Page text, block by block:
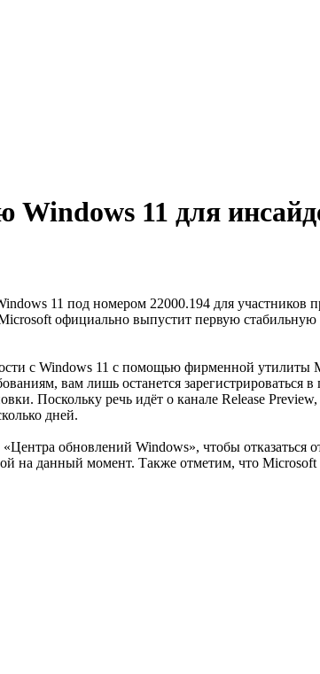
11 для
11 под номером 22000.194 для участников
Microsoft официально выпустит первую
с Windows 11 с помощью фирменной утилиты
вам лишь останется
Поскольку речь идёт о канале Release
дней.
обновлений Windows», чтобы
на данный момент. Также отметим, что